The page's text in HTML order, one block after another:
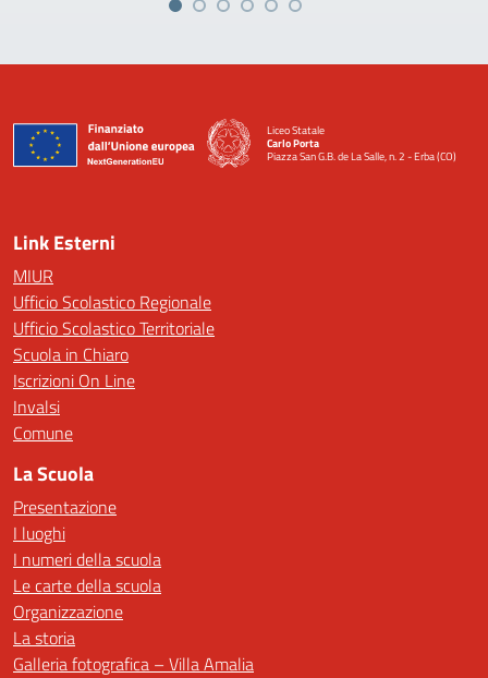
Liceo Statale
Carlo Porta
Piazza San G.B. de La Salle, n. 2 - Erba (CO)
— Visita la pagina iniziale della scuola
Link Esterni
MIUR
Ufficio Scolastico Regionale
Ufficio Scolastico Territoriale
Scuola in Chiaro
Iscrizioni On Line
Invalsi
Comune
La Scuola
Presentazione
I luoghi
I numeri della scuola
Le carte della scuola
Organizzazione
La storia
Galleria fotografica – Villa Amalia